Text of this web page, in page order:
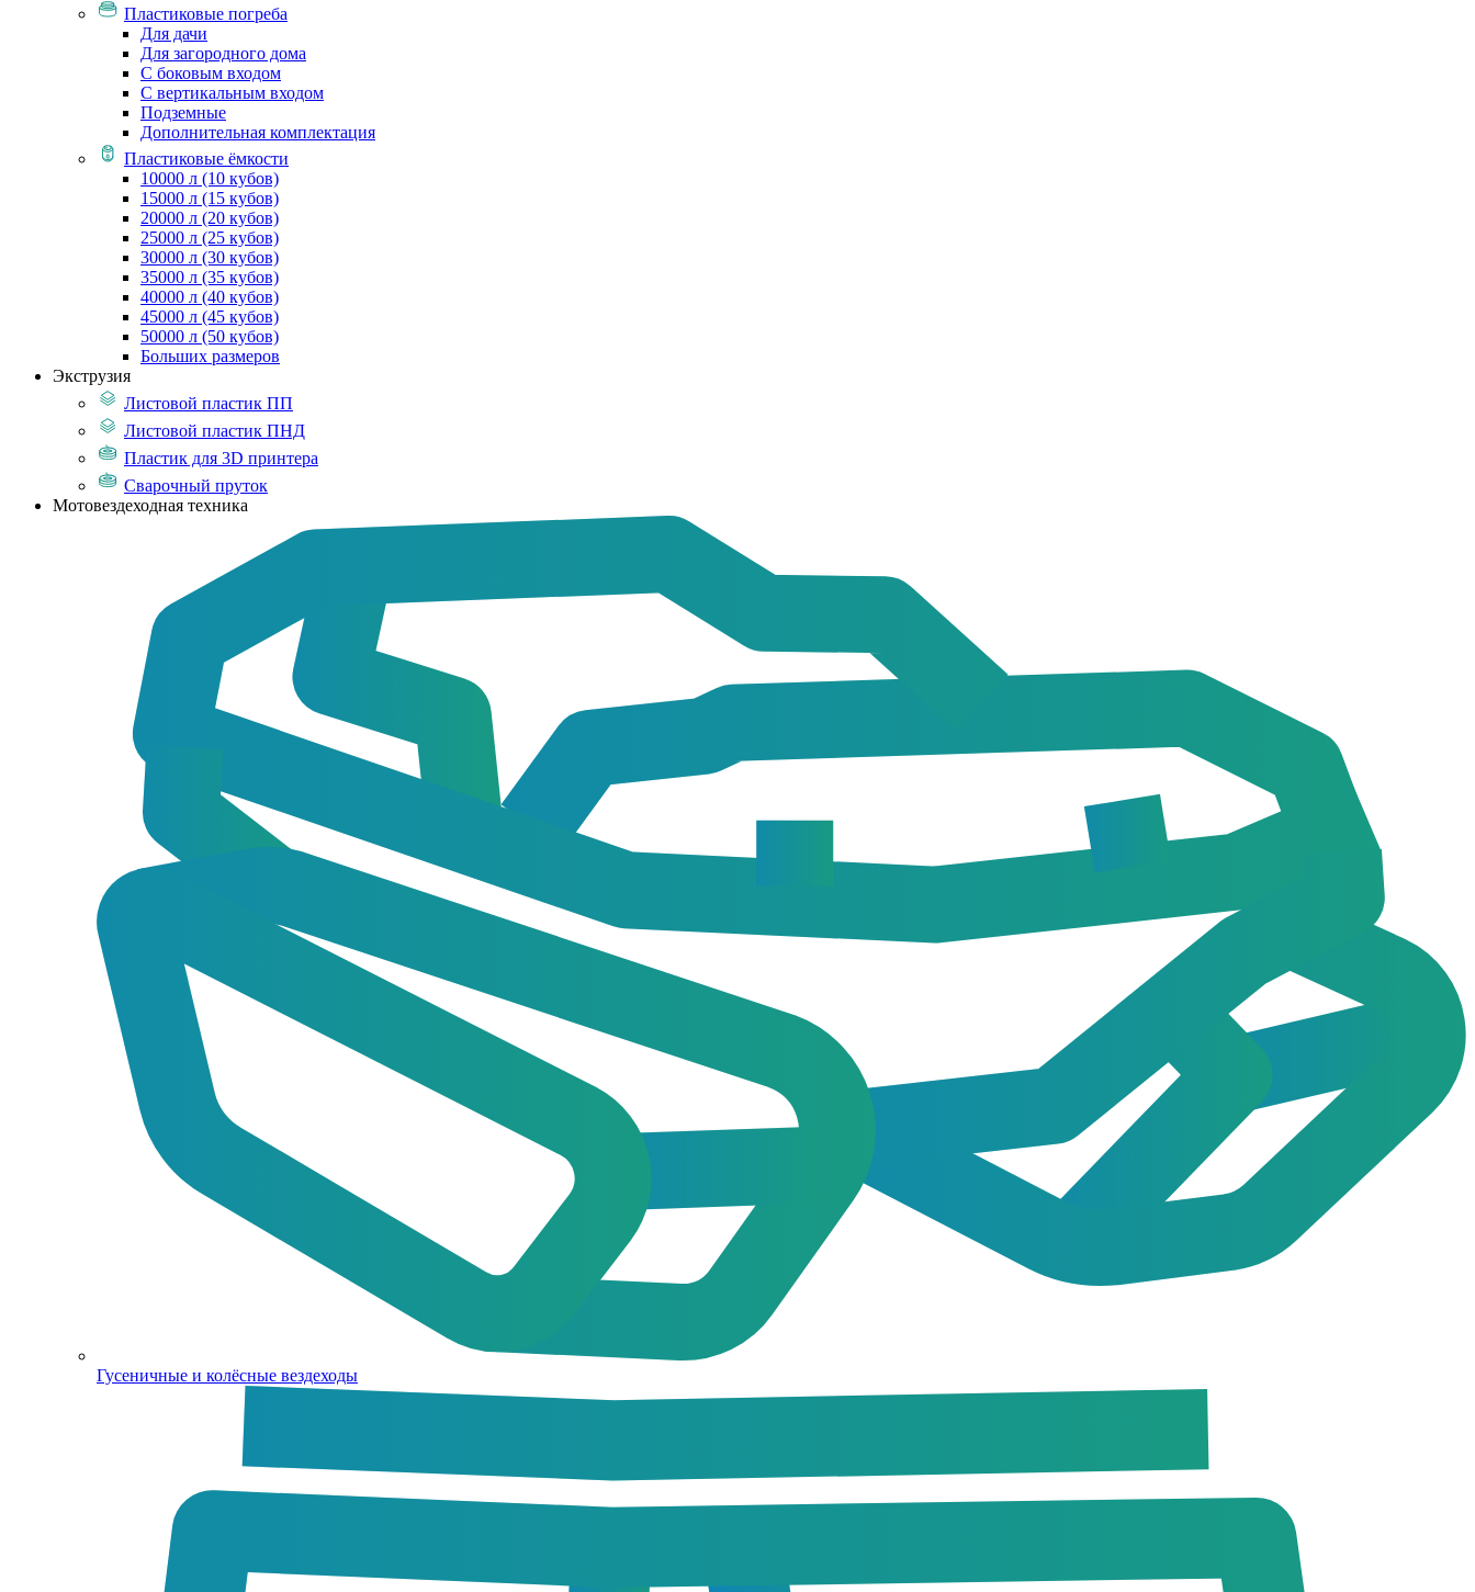
Пластиковые погреба
Для дачи
Для загородного дома
С боковым входом
С вертикальным входом
Подземные
Дополнительная комплектация
Пластиковые ёмкости
10000 л (10 кубов)
15000 л (15 кубов)
20000 л (20 кубов)
25000 л (25 кубов)
30000 л (30 кубов)
35000 л (35 кубов)
40000 л (40 кубов)
45000 л (45 кубов)
50000 л (50 кубов)
Больших размеров
Экструзия
Листовой пластик ПП
Листовой пластик ПНД
Пластик для 3D принтера
Сварочный пруток
Мотовездеходная техника
Гусеничные и колёсные вездеходы